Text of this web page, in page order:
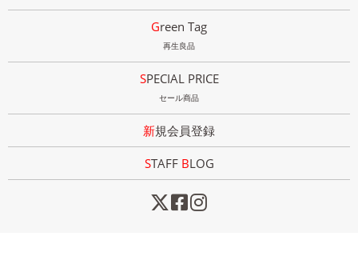
Green Tag
再生良品
SPECIAL PRICE
セール商品
新規会員登録
STAFF BLOG